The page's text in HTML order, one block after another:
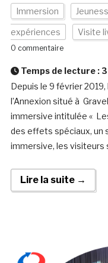
Immersion
expériences Visite
0 commentaire
Temps de lecture : 3
Depuis le 9 février
l’Annexion situé à
immersive intitulée «
des effets spéciaux, un
immersive, les
Lire la suite →